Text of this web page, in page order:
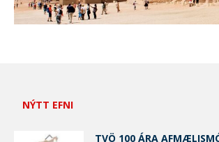
NÝTT EFNI
TVÖ 100 ÁRA